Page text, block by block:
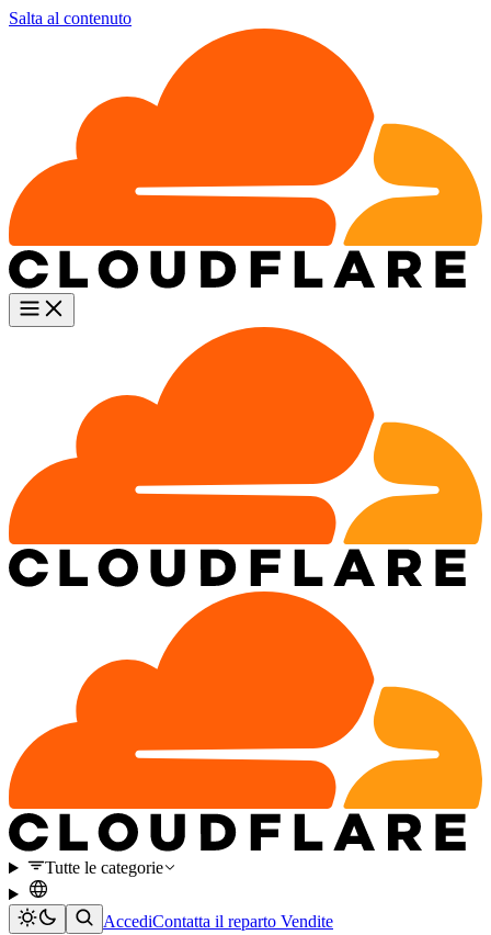
Salta al contenuto
Tutte le categorie
AccediContatta il reparto Vendite